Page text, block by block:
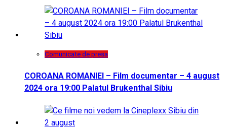
Comunicate de presa
COROANA ROMANIEI – Film documentar – 4 august
2024 ora 19:00 Palatul Brukenthal Sibiu